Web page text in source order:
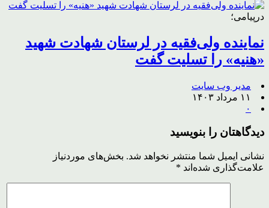
درپیامی؛
نماینده ولی‌فقیه در لرستان شهادت شهید
«هنیه» را تسلیت گفت
مدیر وب سایت
۱۱ مرداد ۱۴۰۳
۰
دیدگاهتان را بنویسید
نشانی ایمیل شما منتشر نخواهد شد. بخش‌های موردنیاز
علامت‌گذاری شده‌اند *